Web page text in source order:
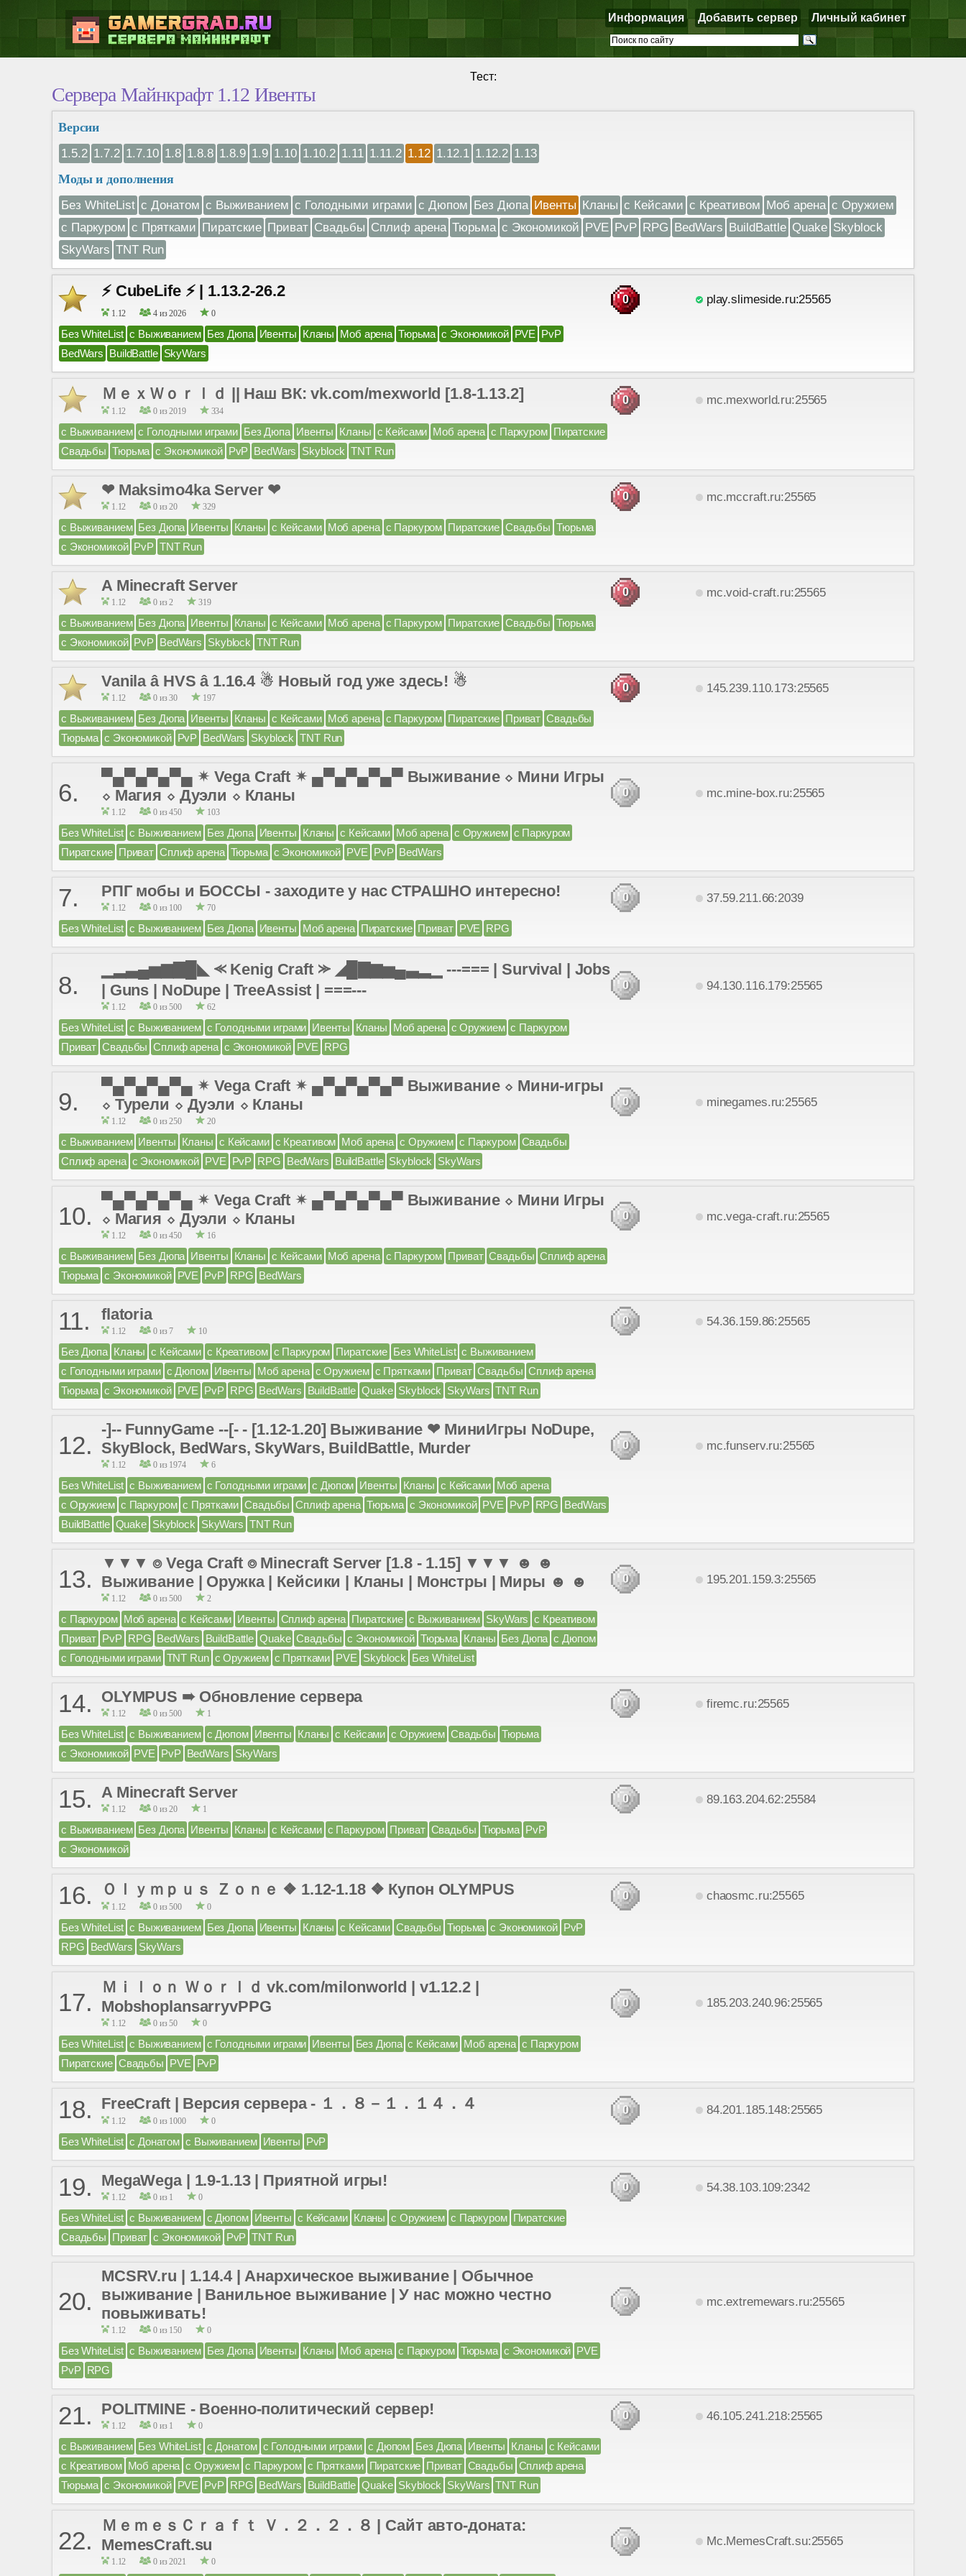
Информация Добавить сервер Личный кабинет
Тест:
Сервера Майнкрафт 1.12 Ивенты
Версии
1.5.2 1.7.2 1.7.10 1.8 1.8.8 1.8.9 1.9 1.10 1.10.2 1.11 1.11.2 1.12 1.12.1 1.12.2 1.13
Моды и дополнения
Без WhiteList с Донатом с Выживанием с Голодными играми с Дюпом Без Дюпа Ивенты Кланы с Кейсами с Креативом Моб арена с Оружием
с Паркуром с Прятками Пиратские Приват Свадьбы Сплиф арена Тюрьма с Экономикой PVE PvP RPG BedWars BuildBattle Quake Skyblock
SkyWars TNT Run
⚡ CubeLife ⚡ | 1.13.2-26.2
1.12 4 из 2026 0
0 play.slimeside.ru:25565
Без WhiteList с Выживанием Без Дюпа Ивенты Кланы Моб арена Тюрьма с Экономикой PVE PvP
BedWars BuildBattle SkyWars
ＭｅｘＷｏｒｌｄ || Наш ВК: vk.com/mexworld [1.8-1.13.2]
1.12 0 из 2019 334
0 mc.mexworld.ru:25565
с Выживанием с Голодными играми Без Дюпа Ивенты Кланы с Кейсами Моб арена с Паркуром Пиратские
Свадьбы Тюрьма с Экономикой PvP BedWars Skyblock TNT Run
❤ Maksimo4ka Server ❤
1.12 0 из 20 329
0 mc.mccraft.ru:25565
с Выживанием Без Дюпа Ивенты Кланы с Кейсами Моб арена с Паркуром Пиратские Свадьбы Тюрьма
с Экономикой PvP TNT Run
A Minecraft Server
1.12 0 из 2 319
0 mc.void-craft.ru:25565
с Выживанием Без Дюпа Ивенты Кланы с Кейсами Моб арена с Паркуром Пиратские Свадьбы Тюрьма
с Экономикой PvP BedWars Skyblock TNT Run
Vanila â HVS â 1.16.4 ☃ Новый год уже здесь! ☃
1.12 0 из 30 197
0 145.239.110.173:25565
с Выживанием Без Дюпа Ивенты Кланы с Кейсами Моб арена с Паркуром Пиратские Приват Свадьбы
Тюрьма с Экономикой PvP BedWars Skyblock TNT Run
6.
▀▄▀▄▀▄▀▄ ✴ Vega Craft ✴ ▄▀▄▀▄▀▄▀ Выживание ⬦ Мини Игры
⬦ Магия ⬦ Дуэли ⬦ Кланы
1.12 0 из 450 103
0 mc.mine-box.ru:25565
Без WhiteList с Выживанием Без Дюпа Ивенты Кланы с Кейсами Моб арена с Оружием с Паркуром
Пиратские Приват Сплиф арена Тюрьма с Экономикой PVE PvP BedWars
7. РПГ мобы и БОССЫ - заходите у нас СТРАШНО интересно!
1.12 0 из 100 70
0 37.59.211.66:2039
Без WhiteList с Выживанием Без Дюпа Ивенты Моб арена Пиратские Приват PVE RPG
8.
▁▂▃▄▅▆▇█◣ ⪻ Kenig Craft ⪼ ◢█▇▆▅▄▃▂▁ ---=== | Survival | Jobs
| Guns | NoDupe | TreeAssist | ===---
1.12 0 из 500 62
0 94.130.116.179:25565
Без WhiteList с Выживанием с Голодными играми Ивенты Кланы Моб арена с Оружием с Паркуром
Приват Свадьбы Сплиф арена с Экономикой PVE RPG
9.
▀▄▀▄▀▄▀▄ ✴ Vega Craft ✴ ▄▀▄▀▄▀▄▀ Выживание ⬦ Мини-игры
⬦ Турели ⬦ Дуэли ⬦ Кланы
1.12 0 из 250 20
0 minegames.ru:25565
с Выживанием Ивенты Кланы с Кейсами с Креативом Моб арена с Оружием с Паркуром Свадьбы
Сплиф арена с Экономикой PVE PvP RPG BedWars BuildBattle Skyblock SkyWars
10.
▀▄▀▄▀▄▀▄ ✴ Vega Craft ✴ ▄▀▄▀▄▀▄▀ Выживание ⬦ Мини Игры
⬦ Магия ⬦ Дуэли ⬦ Кланы
1.12 0 из 450 16
0 mc.vega-craft.ru:25565
с Выживанием Без Дюпа Ивенты Кланы с Кейсами Моб арена с Паркуром Приват Свадьбы Сплиф арена
Тюрьма с Экономикой PVE PvP RPG BedWars
11. flatoria
1.12 0 из 7 10
0 54.36.159.86:25565
Без Дюпа Кланы с Кейсами с Креативом с Паркуром Пиратские Без WhiteList с Выживанием
с Голодными играми с Дюпом Ивенты Моб арена с Оружием с Прятками Приват Свадьбы Сплиф арена
Тюрьма с Экономикой PVE PvP RPG BedWars BuildBattle Quake Skyblock SkyWars TNT Run
12.
-]-- FunnyGame --[- - [1.12-1.20] Выживание ❤ МиниИгры NoDupe,
SkyBlock, BedWars, SkyWars, BuildBattle, Murder
1.12 0 из 1974 6
0 mc.funserv.ru:25565
Без WhiteList с Выживанием с Голодными играми с Дюпом Ивенты Кланы с Кейсами Моб арена
с Оружием с Паркуром с Прятками Свадьбы Сплиф арена Тюрьма с Экономикой PVE PvP RPG BedWars
BuildBattle Quake Skyblock SkyWars TNT Run
13.
▼▼▼ ⌾ Vega Craft ⌾ Minecraft Server [1.8 - 1.15] ▼▼▼ ☻ ☻
Выживание | Оружка | Кейсики | Кланы | Монстры | Миры ☻ ☻
1.12 0 из 500 2
0 195.201.159.3:25565
с Паркуром Моб арена с Кейсами Ивенты Сплиф арена Пиратские с Выживанием SkyWars с Креативом
Приват PvP RPG BedWars BuildBattle Quake Свадьбы с Экономикой Тюрьма Кланы Без Дюпа с Дюпом
с Голодными играми TNT Run с Оружием с Прятками PVE Skyblock Без WhiteList
14. OLYMPUS ➠ Обновление сервера
1.12 0 из 500 1
0 firemc.ru:25565
Без WhiteList с Выживанием с Дюпом Ивенты Кланы с Кейсами с Оружием Свадьбы Тюрьма
с Экономикой PVE PvP BedWars SkyWars
15. A Minecraft Server
1.12 0 из 20 1
0 89.163.204.62:25584
с Выживанием Без Дюпа Ивенты Кланы с Кейсами с Паркуром Приват Свадьбы Тюрьма PvP
с Экономикой
16. Ｏｌｙｍｐｕｓ Ｚｏｎｅ ❖ 1.12-1.18 ❖ Купон OLYMPUS
1.12 0 из 500 0
0 chaosmc.ru:25565
Без WhiteList с Выживанием Без Дюпа Ивенты Кланы с Кейсами Свадьбы Тюрьма с Экономикой PvP
RPG BedWars SkyWars
17.
Ｍｉｌｏｎ Ｗｏｒｌｄ vk.com/milonworld | v1.12.2 |
MobshoplansarryvPPG
1.12 0 из 50 0
0 185.203.240.96:25565
Без WhiteList с Выживанием с Голодными играми Ивенты Без Дюпа с Кейсами Моб арена с Паркуром
Пиратские Свадьбы PVE PvP
18. FreeCraft | Версия сервера - １．８－１．１４．４
1.12 0 из 1000 0
0 84.201.185.148:25565
Без WhiteList с Донатом с Выживанием Ивенты PvP
19. MegaWega | 1.9-1.13 | Приятной игры!
1.12 0 из 1 0
0 54.38.103.109:2342
Без WhiteList с Выживанием с Дюпом Ивенты с Кейсами Кланы с Оружием с Паркуром Пиратские
Свадьбы Приват с Экономикой PvP TNT Run
20.
MCSRV.ru | 1.14.4 | Анархическое выживание | Обычное
выживание | Ванильное выживание | У нас можно честно
повыживать!
1.12 0 из 150 0
0 mc.extremewars.ru:25565
Без WhiteList с Выживанием Без Дюпа Ивенты Кланы Моб арена с Паркуром Тюрьма с Экономикой PVE
PvP RPG
21. POLITMINE - Военно-политический сервер!
1.12 0 из 1 0
0 46.105.241.218:25565
с Выживанием Без WhiteList с Донатом с Голодными играми с Дюпом Без Дюпа Ивенты Кланы с Кейсами
с Креативом Моб арена с Оружием с Паркуром с Прятками Пиратские Приват Свадьбы Сплиф арена
Тюрьма с Экономикой PVE PvP RPG BedWars BuildBattle Quake Skyblock SkyWars TNT Run
22.
ＭｅｍｅｓＣｒａｆｔ Ｖ．２．２．８ | Сайт авто-доната:
MemesCraft.su
1.12 0 из 2021 0
0 Mc.MemesCraft.su:25565